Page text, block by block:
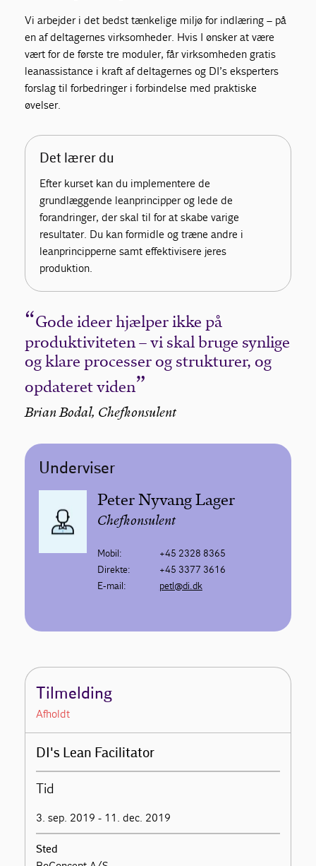
Vi arbejder i det bedst tænkelige miljø for indlæring – på
en af deltagernes virksomheder. Hvis I ønsker at være
vært for de første tre moduler, får virksomheden gratis
leanassistance i kraft af deltagernes og DI’s eksperters
forslag til forbedringer i forbindelse med praktiske
øvelser.
Det lærer du
Efter kurset kan du implementere de
grundlæggende leanprincipper og lede de
forandringer, der skal til for at skabe varige
resultater. Du kan formidle og træne andre i
leanprincipperne samt effektivisere jeres
produktion.
Gode ideer hjælper ikke på
produktiviteten – vi skal bruge synlige
og klare processer og strukturer, og
opdateret viden
Brian Bodal, Chefkonsulent
Underviser
Peter Nyvang Lager
Chefkonsulent
Mobil:
+45 2328 8365
Direkte:
+45 3377 3616
E-mail:
petl@di.dk
Tilmelding
Afholdt
DI's Lean Facilitator
Tid
3. sep. 2019 - 11. dec. 2019
Sted